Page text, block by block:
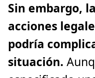
Sin embargo,
acciones
podría
situación.